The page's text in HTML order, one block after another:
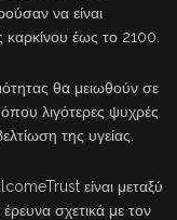
να είναι
καρκίνου έως το 2100.
θα μειωθούν σε
λιγότερες ψυχρές
της υγείας.
είναι μεταξύ
σχετικά με τον